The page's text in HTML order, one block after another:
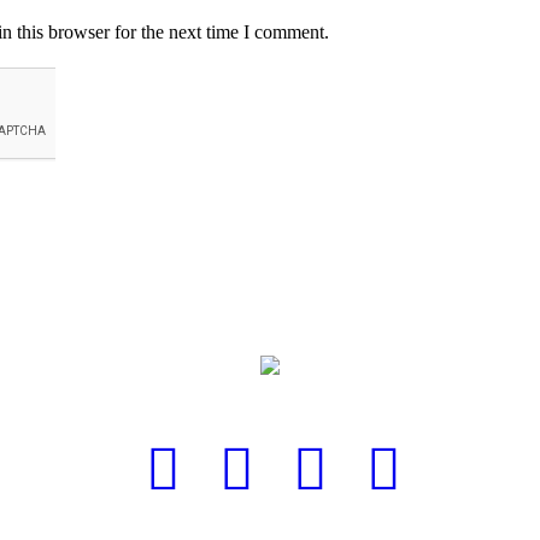
this browser for the next time I comment.